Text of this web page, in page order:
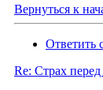
Вернуться к
Ответить
Re: Страх